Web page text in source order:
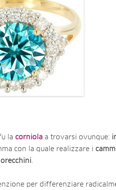
la corniola a trovarsi ovunque:
con la quale realizzare i
orecchini.
per differenziare